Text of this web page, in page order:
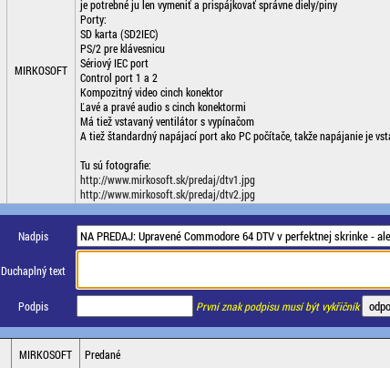
MIRKOSOFT
je potrebné ju len vymeniť a prispájkovať správne diely/piny
Porty:
SD karta (SD2IEC)
PS/2 pre klávesnicu
Sériový IEC port
Control port 1 a 2
Kompozitný video cinch konektor
Ľavé a pravé audio s cinch konektormi
Má tiež vstavaný ventilátor s vypínačom
A tiež štandardný napájací port ako PC počítače, takže napájanie je
Tu sú fotografie:
http://www.mirkosoft.sk/predaj/dtv1.jpg
http://www.mirkosoft.sk/predaj/dtv2.jpg
Nadpis
Duchaplný text
Podpis První znak podpisu musí být vykřičník
MIRKOSOFT Predané